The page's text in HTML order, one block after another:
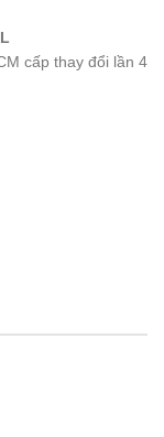
cấp thay đổi lần 4